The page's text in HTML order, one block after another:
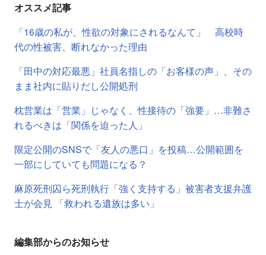
オススメ記事
「16歳の私が、性欲の対象にされるなんて」 高校時
代の性被害、断れなかった理由
「田中の対応最悪」社員名指しの「お客様の声」、その
まま社内に貼りだし公開処刑
枕営業は「営業」じゃなく、性接待の「強要」…非難さ
れるべきは「関係を迫った人」
限定公開のSNSで「友人の悪口」を投稿…公開範囲を
一部にしていても問題になる？
麻原死刑囚ら死刑執行「強く支持する」被害者支援弁護
士が会見 「救われる遺族は多い」
編集部からのお知らせ